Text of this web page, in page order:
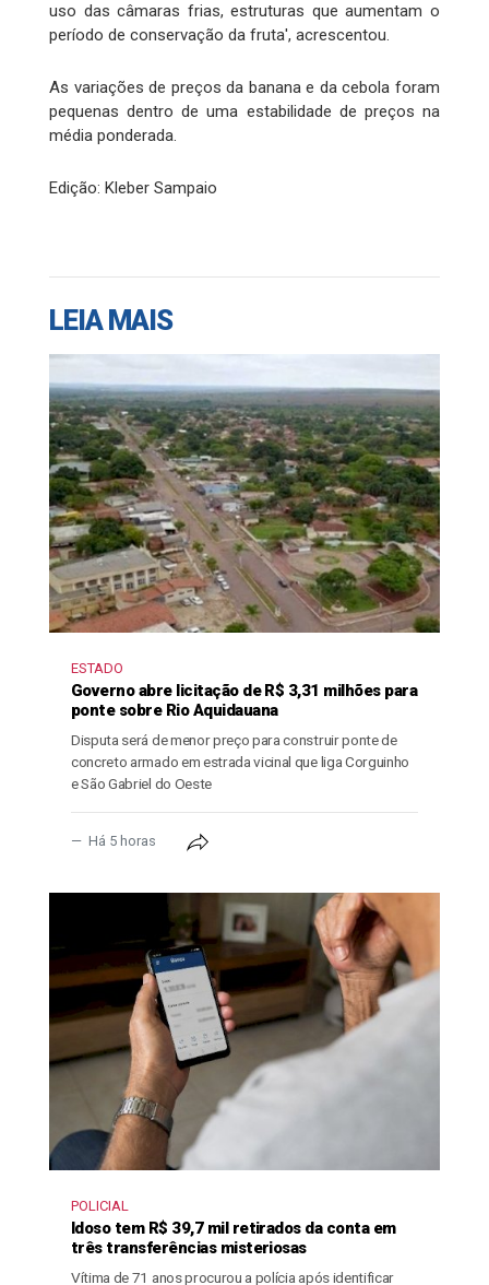
uso das câmaras frias, estruturas que aumentam o
período de conservação da fruta', acrescentou.
As variações de preços da banana e da cebola foram
pequenas dentro de uma estabilidade de preços na
média ponderada.
Edição: Kleber Sampaio
LEIA MAIS
ESTADO
Governo abre licitação de R$ 3,31 milhões para
ponte sobre Rio Aquidauana
Disputa será de menor preço para construir ponte de
concreto armado em estrada vicinal que liga Corguinho
e São Gabriel do Oeste
Há 5 horas
POLICIAL
Idoso tem R$ 39,7 mil retirados da conta em
três transferências misteriosas
Vítima de 71 anos procurou a polícia após identificar